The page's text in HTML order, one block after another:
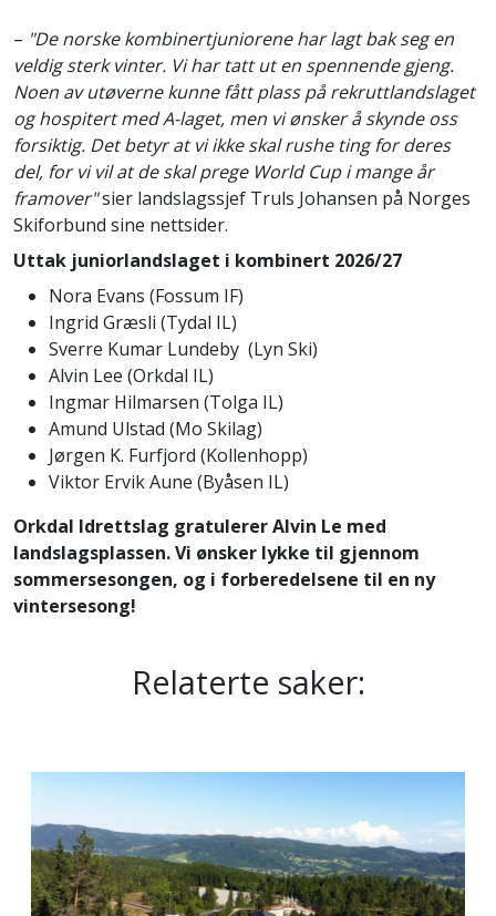
– "De norske kombinertjuniorene har lagt bak seg en
veldig sterk vinter. Vi har tatt ut en spennende gjeng.
Noen av utøverne kunne fått plass på rekruttlandslaget
og hospitert med A-laget, men vi ønsker å skynde oss
forsiktig. Det betyr at vi ikke skal rushe ting for deres
del, for vi vil at de skal prege World Cup i mange år
framover"sier landslagssjef Truls Johansen på Norges
Skiforbund sine nettsider.
Uttak juniorlandslaget i kombinert 2026/27
Nora Evans (Fossum IF)
Ingrid Græsli (Tydal IL)
Sverre Kumar Lundeby (Lyn Ski)
Alvin Lee (Orkdal IL)
Ingmar Hilmarsen (Tolga IL)
Amund Ulstad (Mo Skilag)
Jørgen K. Furfjord (Kollenhopp)
Viktor Ervik Aune (Byåsen IL)
Orkdal Idrettslag gratulerer Alvin Le med
landslagsplassen. Vi ønsker lykke til gjennom
sommersesongen, og i forberedelsene til en ny
vintersesong!
Relaterte saker: